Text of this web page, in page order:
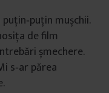
mușchii.
de film
șmechere.
s‑ar părea